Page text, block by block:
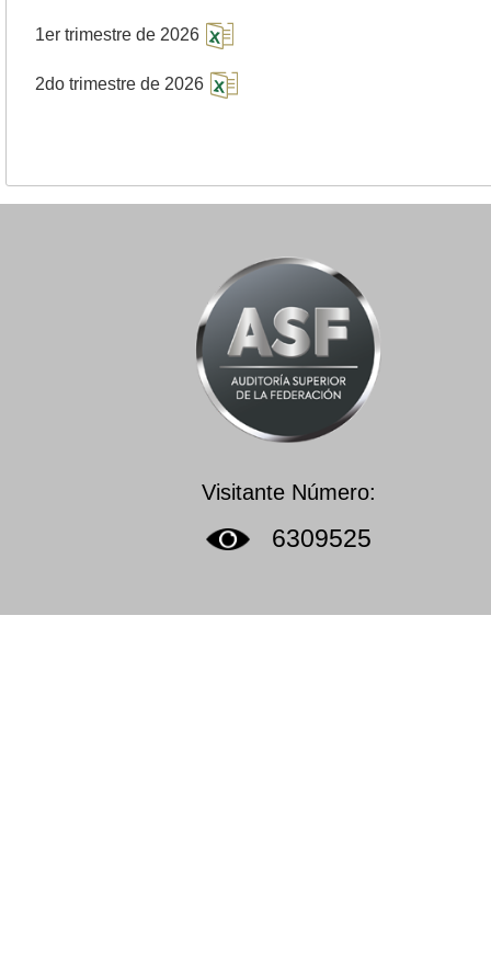
1er trimestre de 2026
2do trimestre de 2026
Visitante Número:
6309525